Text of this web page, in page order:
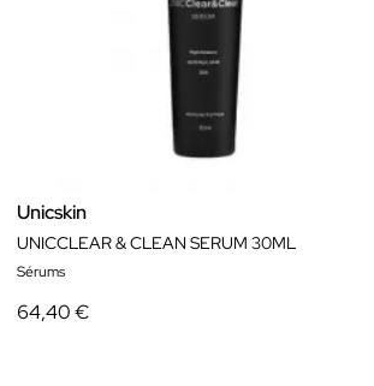
Unicskin
UNICCLEAR & CLEAN SERUM 30ML
Sérums
64,40 €